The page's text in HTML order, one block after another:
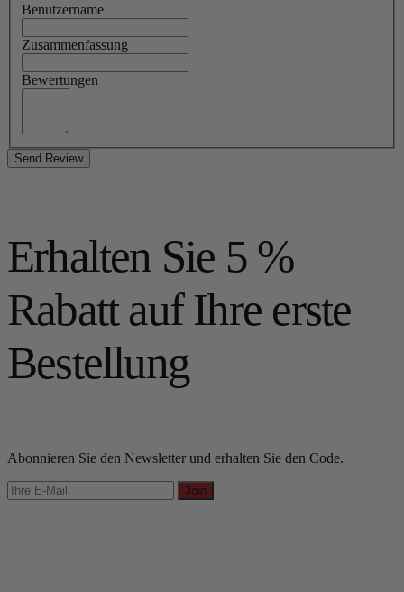
Benutzername
Zusammenfassung
Bewertungen
Send Review
Erhalten Sie 5 %
Rabatt auf Ihre erste
Bestellung
Abonnieren Sie den Newsletter und erhalten Sie den Code.
Join